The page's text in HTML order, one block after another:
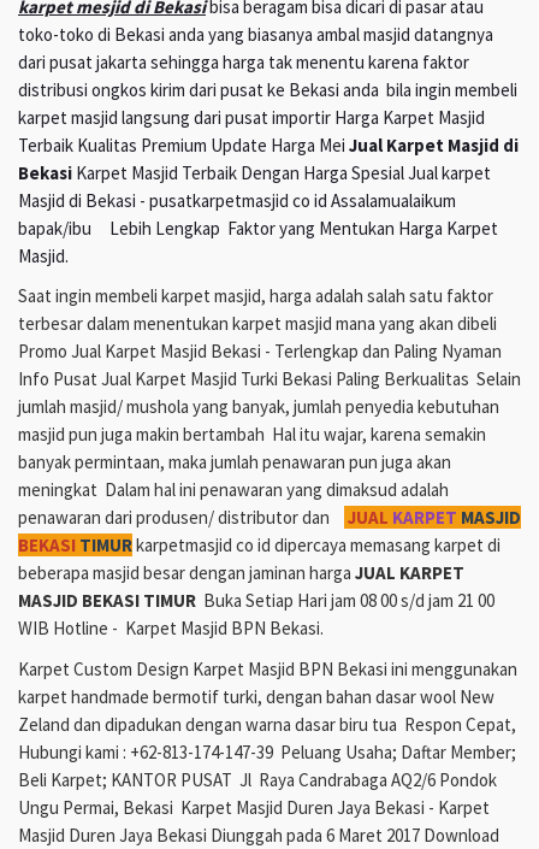
karpet mesjid di Bekasibisa beragam bisa dicari di pasar atau
toko-toko di Bekasi anda yang biasanya ambal masjid datangnya
dari pusat jakarta sehingga harga tak menentu karena faktor
distribusi ongkos kirim dari pusat ke Bekasi anda bila ingin membeli
karpet masjid langsung dari pusat importir Harga Karpet Masjid
Terbaik Kualitas Premium Update Harga Mei Jual Karpet Masjid di
Bekasi Karpet Masjid Terbaik Dengan Harga Spesial Jual karpet
Masjid di Bekasi - pusatkarpetmasjid co id Assalamualaikum
bapak/ibu Lebih Lengkap Faktor yang Mentukan Harga Karpet
Masjid.
Saat ingin membeli karpet masjid, harga adalah salah satu faktor
terbesar dalam menentukan karpet masjid mana yang akan dibeli
Promo Jual Karpet Masjid Bekasi - Terlengkap dan Paling Nyaman
Info Pusat Jual Karpet Masjid Turki Bekasi Paling Berkualitas Selain
jumlah masjid/ mushola yang banyak, jumlah penyedia kebutuhan
masjid pun juga makin bertambah Hal itu wajar, karena semakin
banyak permintaan, maka jumlah penawaran pun juga akan
meningkat Dalam hal ini penawaran yang dimaksud adalah
penawaran dari produsen/ distributor dan
JUAL KARPET MASJID
BEKASI TIMURkarpetmasjid co id dipercaya memasang karpet di
beberapa masjid besar dengan jaminan harga JUAL KARPET
MASJID BEKASI TIMUR Buka Setiap Hari jam 08 00 s/d jam 21 00
WIB Hotline - Karpet Masjid BPN Bekasi.
Karpet Custom Design Karpet Masjid BPN Bekasi ini menggunakan
karpet handmade bermotif turki, dengan bahan dasar wool New
Zeland dan dipadukan dengan warna dasar biru tua Respon Cepat,
Hubungi kami : +62-813-174-147-39 Peluang Usaha; Daftar Member;
Beli Karpet; KANTOR PUSAT Jl Raya Candrabaga AQ2/6 Pondok
Ungu Permai, Bekasi Karpet Masjid Duren Jaya Bekasi - Karpet
Masjid Duren Jaya Bekasi Diunggah pada 6 Maret 2017 Download